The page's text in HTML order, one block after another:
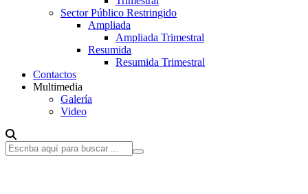
Sector Público Restringido
Ampliada
Ampliada Trimestral
Resumida
Resumida Trimestral
Contactos
Multimedia
Galería
Video